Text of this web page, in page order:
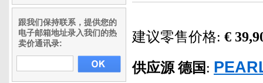
跟我们保持联系，提供您的
电子邮箱地址录入我们的热
卖价通讯录:
建议零售价格: €
供应源 德国 :